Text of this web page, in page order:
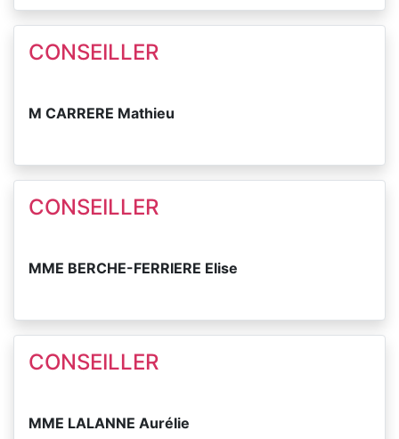
CONSEILLER
M CARRERE Mathieu
CONSEILLER
MME BERCHE-FERRIERE Elise
CONSEILLER
MME LALANNE Aurélie